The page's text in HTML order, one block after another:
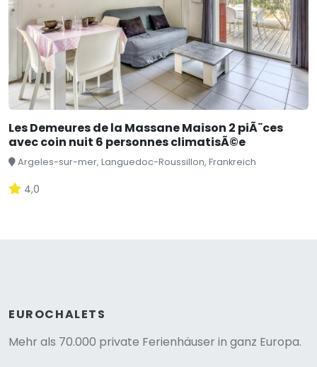
Les Demeures de la Massane Maison 2 piÃ¨ces
avec coin nuit 6 personnes climatisÃ©e
Argeles-sur-mer, Languedoc-Roussillon, Frankreich
4,0
EUROCHALETS
Mehr als 70.000 private Ferienhäuser in ganz Europa.